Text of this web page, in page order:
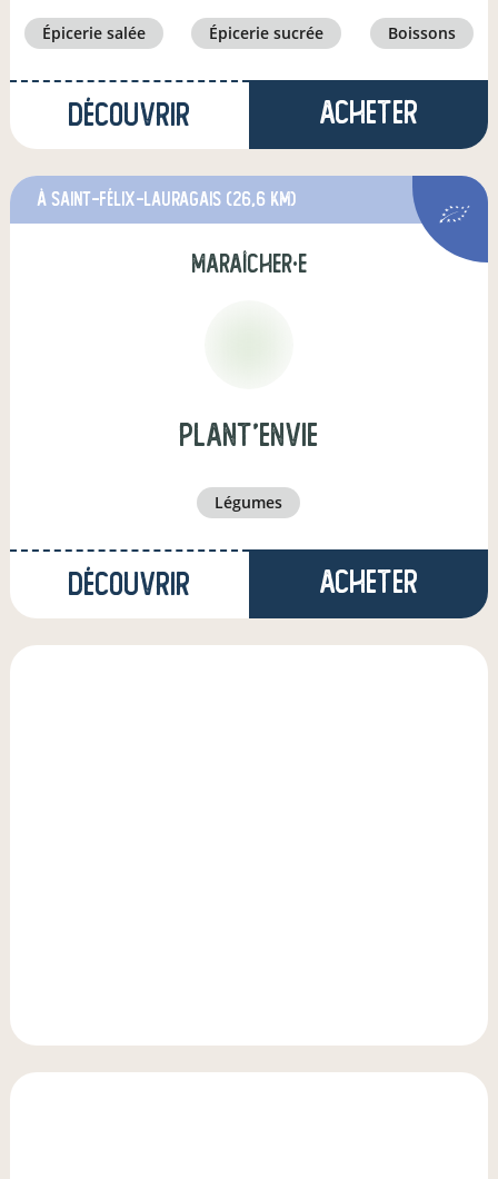
épicerie salée épicerie sucrée boissons
Découvrir Acheter
à Saint-Félix-Lauragais (26,6 km)
maraîcher·e
Plant'EnVie
légumes
Découvrir Acheter